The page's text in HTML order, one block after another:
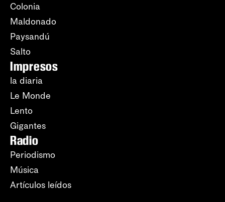
Colonia
Maldonado
Paysandú
Salto
Impresos
la diaria
Le Monde
Lento
Gigantes
Radio
Periodismo
Música
Artículos leídos